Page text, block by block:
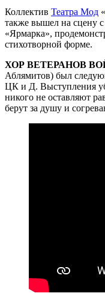
Коллектив Театра Мод
также вышел на сцену
«Ярмарка»,
стихотворной форме.
ХОР ВЕТЕРАНОВ
Аблямитов) был
ЦК и Д. Выступления
никого не оставляют
берут за душу и